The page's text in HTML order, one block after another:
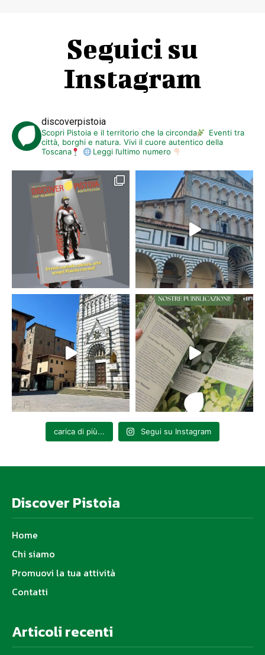
Seguici su
Instagram
discoverpistoia
Scopri Pistoia e il territorio che la circonda
Eventi tra
città, borghi e natura. Vivi il cuore autentico della
Toscana
Leggi l’ultimo numero
carica di più... Segui su Instagram
Discover Pistoia
Home
Chi siamo
Promuovi la tua attività
Contatti
Articoli recenti